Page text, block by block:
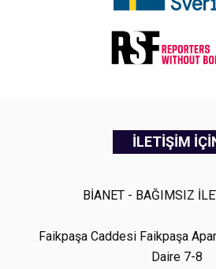
İLETİŞİM
BİANET - BAĞIMSIZ
Faikpaşa Caddesi Faikpaşa
Daire 7-8